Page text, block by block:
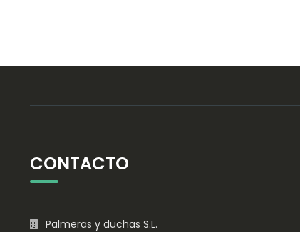
CONTACTO
Palmeras y duchas S.L.